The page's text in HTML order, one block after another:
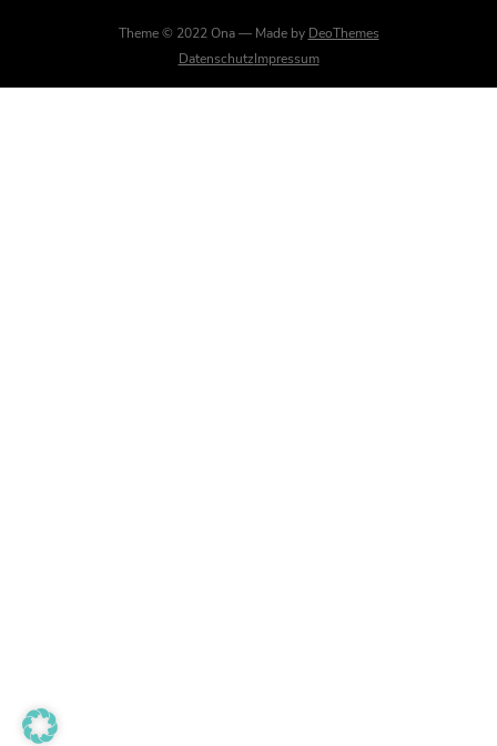
Theme © 2022 Ona — Made by DeoThemes
DatenschutzImpressum